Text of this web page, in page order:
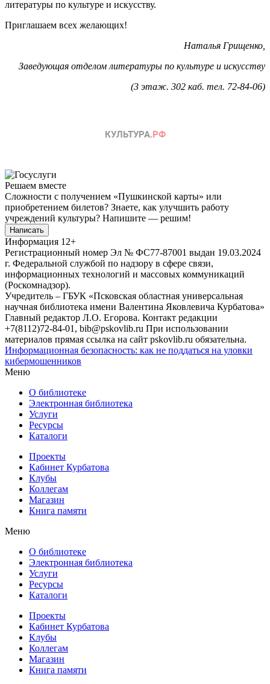
литературы по культуре и искусству.
Приглашаем всех желающих!
Наталья Грищенко,
Заведующая отделом литературы по культуре и искусству
(3 этаж. 302 каб. тел. 72-84-06)
Решаем вместе
Сложности с получением «Пушкинской карты» или
приобретением билетов? Знаете, как улучшить работу
учреждений культуры? Напишите — решим!
Написать
Информация 12+
Регистрационный номер Эл № ФС77-87001 выдан 19.03.2024
г. Федеральной службой по надзору в сфере связи,
информационных технологий и массовых коммуникаций
(Роскомнадзор).
Учредитель – ГБУК «Псковская областная универсальная
научная библиотека имени Валентина Яковлевича Курбатова»
Главный редактор Л.О. Егорова. Контакт редакции
+7(8112)72-84-01, bib@pskovlib.ru При использовании
материалов прямая ссылка на сайт pskovlib.ru обязательна.
Информационная безопасность: как не поддаться на уловки
кибермошенников
Меню
О библиотеке
Электронная библиотека
Услуги
Ресурсы
Каталоги
Проекты
Кабинет Курбатова
Клубы
Коллегам
Магазин
Книга памяти
Меню
О библиотеке
Электронная библиотека
Услуги
Ресурсы
Каталоги
Проекты
Кабинет Курбатова
Клубы
Коллегам
Магазин
Книга памяти